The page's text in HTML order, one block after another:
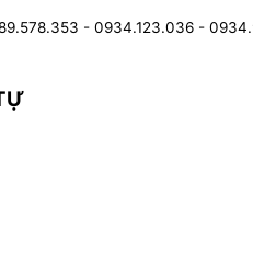
- 0934.123.036 -